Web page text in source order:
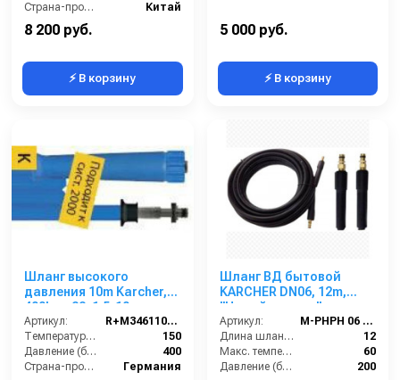
Страна-производитель:
Китай
8 200 руб.
⚡ В корзину
5 000 руб.
⚡ В корзину
Шланг высокого
давления 10m Karcher,
400bar, 22х1,5-10штуцер,
2SС-08, 150°C, арматура
нерж.сталь
Артикул:
R+M3461106109
Температура (°C):
150
Давление (бар):
400
Страна-производитель:
Германия
Шланг ВД бытовой
KARCHER DN06, 12m,
"Новый штуцер",
штуцер-штуцер без
подшипника, 60 °C,
200bar,
штуцер8,8:штуцер8,8
Артикул:
M-PHPH 06 NN-12
Длина шланга (м):
12
Макс. температура воды (°C):
60
Давление (бар):
200